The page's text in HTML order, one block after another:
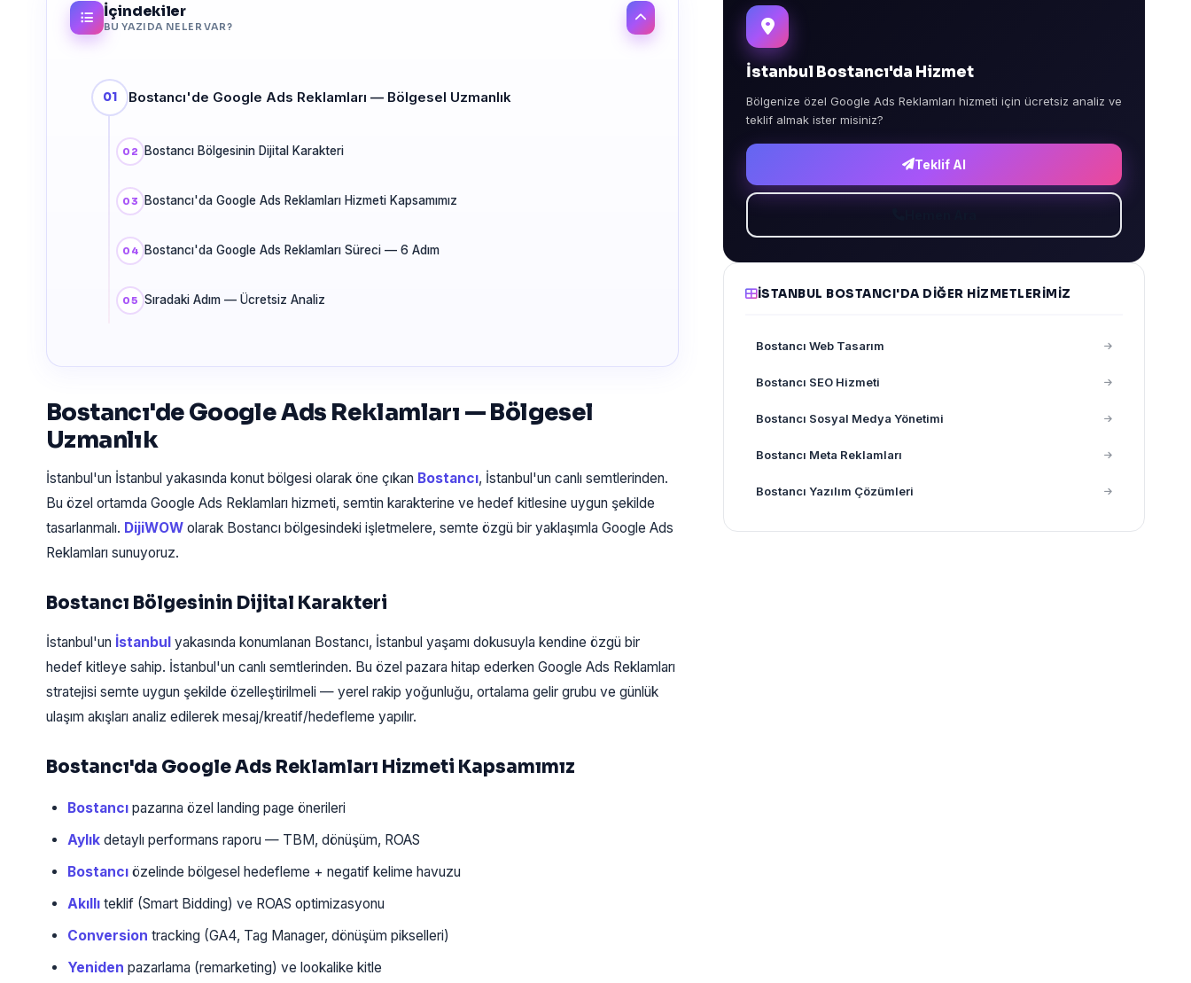
İçindekiler
BU YAZIDA NELER VAR?
Bostancı'de Google Ads Reklamları — Bölgesel Uzmanlık
Bostancı Bölgesinin Dijital Karakteri
Bostancı'da Google Ads Reklamları Hizmeti Kapsamımız
Bostancı'da Google Ads Reklamları Süreci — 6 Adım
Sıradaki Adım — Ücretsiz Analiz
Bostancı'de Google Ads Reklamları — Bölgesel
Uzmanlık
İstanbul'un İstanbul yakasında konut bölgesi olarak öne çıkan Bostancı, İstanbul'un canlı semtlerinden.
Bu özel ortamda Google Ads Reklamları hizmeti, semtin karakterine ve hedef kitlesine uygun şekilde
tasarlanmalı. DijiWOW olarak Bostancı bölgesindeki işletmelere, semte özgü bir yaklaşımla Google Ads
Reklamları sunuyoruz.
Bostancı Bölgesinin Dijital Karakteri
İstanbul'un İstanbul yakasında konumlanan Bostancı, İstanbul yaşamı dokusuyla kendine özgü bir
hedef kitleye sahip. İstanbul'un canlı semtlerinden. Bu özel pazara hitap ederken Google Ads Reklamları
stratejisi semte uygun şekilde özelleştirilmeli — yerel rakip yoğunluğu, ortalama gelir grubu ve günlük
ulaşım akışları analiz edilerek mesaj/kreatif/hedefleme yapılır.
Bostancı'da Google Ads Reklamları Hizmeti Kapsamımız
Bostancı pazarına özel landing page önerileri
Aylık detaylı performans raporu — TBM, dönüşüm, ROAS
Bostancı özelinde bölgesel hedefleme + negatif kelime havuzu
Akıllı teklif (Smart Bidding) ve ROAS optimizasyonu
Conversion tracking (GA4, Tag Manager, dönüşüm pikselleri)
Yeniden pazarlama (remarketing) ve lookalike kitle
İstanbul Bostancı'da Hizmet
Bölgenize özel Google Ads Reklamları hizmeti için ücretsiz analiz ve
teklif almak ister misiniz?
Teklif Al
İSTANBUL BOSTANCI'DA DIĞER HIZMETLERIMIZ
Bostancı Web Tasarım
Bostancı SEO Hizmeti
Bostancı Sosyal Medya Yönetimi
Bostancı Meta Reklamları
Bostancı Yazılım Çözümleri